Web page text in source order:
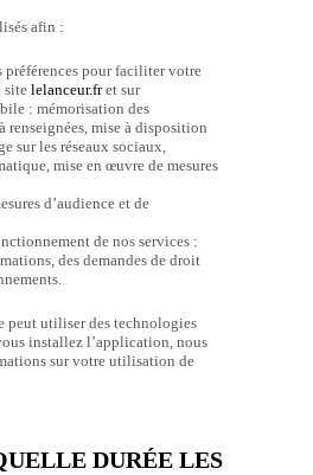
afin :
préférences pour faciliter votre
site lelanceur.fret sur
: mémorisation des
renseignées, mise à disposition
sur les réseaux sociaux,
mise en œuvre de mesures
d’audience et de
de nos services :
des demandes de droit
peut utiliser des technologies
installez l’application, nous
sur votre utilisation de
DURÉE LES